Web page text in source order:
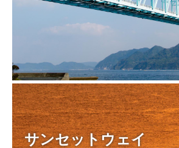
サンセットウェイ